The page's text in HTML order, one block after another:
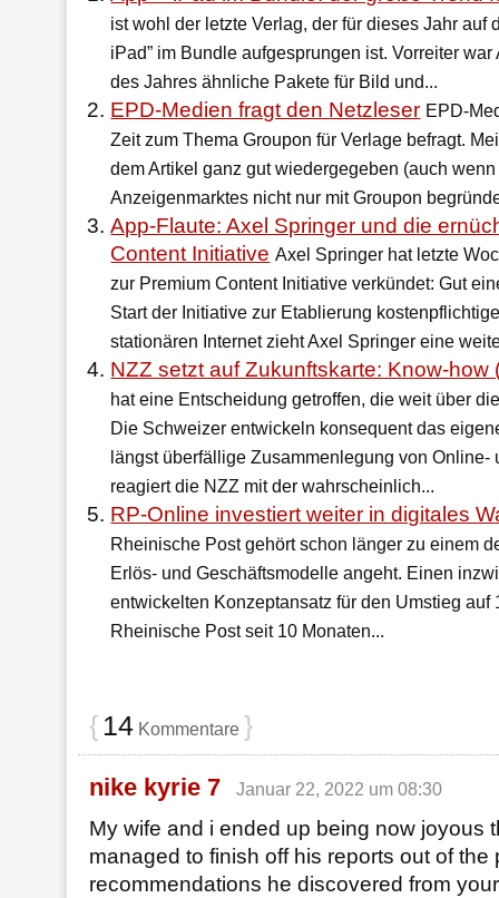
ist wohl der letzte Verlag, der für dieses Jahr auf
iPad” im Bundle aufgesprungen ist. Vorreiter
des Jahres ähnliche Pakete für Bild und...
EPD-Medien fragt den Netzleser EPD-
Zeit zum Thema Groupon für Verlage befragt.
dem Artikel ganz gut wiedergegeben (auch
Anzeigenmarktes nicht nur mit Groupon
App-Flaute: Axel Springer und die
Content Initiative Axel Springer hat letzte
zur Premium Content Initiative verkündet: Gut
Start der Initiative zur Etablierung
stationären Internet zieht Axel Springer eine
NZZ setzt auf Zukunftskarte: Know-how
hat eine Entscheidung getroffen, die weit über
Die Schweizer entwickeln konsequent das
längst überfällige Zusammenlegung von
reagiert die NZZ mit der wahrscheinlich...
RP-Online investiert weiter in digitales
Rheinische Post gehört schon länger zu einem
Erlös- und Geschäftsmodelle angeht. Einen
entwickelten Konzeptansatz für den Umstieg auf
Rheinische Post seit 10 Monaten...
{ 14Kommentare }
nike kyrie 7 Januar 22, 2022 um 08:30
My wife and i ended up being now joyous
managed to finish off his reports out of the
recommendations he discovered from